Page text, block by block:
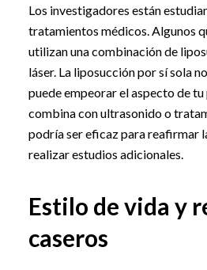
Los investigadores están
tratamientos médicos. Algunos
utilizan una combinación de
láser. La liposucción por sí sola
puede empeorar el aspecto de tu
combina con ultrasonido o
podría ser eficaz para reafirmar
realizar estudios adicionales.
Estilo de vida y
caseros